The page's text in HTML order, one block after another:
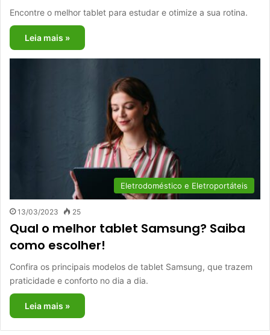
Encontre o melhor tablet para estudar e otimize a sua rotina.
Leia mais »
Eletrodoméstico e Eletroportáteis
13/03/2023 25
Qual o melhor tablet Samsung? Saiba
como escolher!
Confira os principais modelos de tablet Samsung, que trazem
praticidade e conforto no dia a dia.
Leia mais »